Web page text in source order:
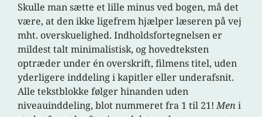
Skulle man sætte et lille minus ved bogen, må det
være, at den ikke ligefrem hjælper læseren på vej
mht. overskuelighed. Indholdsfortegnelsen er
mildest talt minimalistisk, og hovedteksten
optræder under én overskrift, filmens titel, uden
yderligere inddeling i kapitler eller underafsnit.
Alle tekstblokke følger hinanden uden
niveauinddeling, blot nummeret fra 1 til 21!Meni